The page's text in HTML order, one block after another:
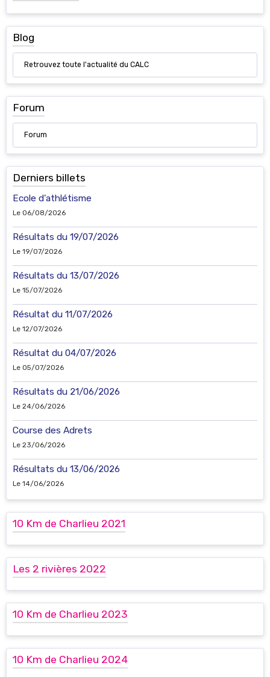
Blog
Retrouvez toute l'actualité du CALC
Forum
Forum
Derniers billets
Ecole d'athlétisme
Le 06/08/2026
Résultats du 19/07/2026
Le 19/07/2026
Résultats du 13/07/2026
Le 15/07/2026
Résultat du 11/07/2026
Le 12/07/2026
Résultat du 04/07/2026
Le 05/07/2026
Résultats du 21/06/2026
Le 24/06/2026
Course des Adrets
Le 23/06/2026
Résultats du 13/06/2026
Le 14/06/2026
10 Km de Charlieu 2021
Les 2 rivières 2022
10 Km de Charlieu 2023
10 Km de Charlieu 2024